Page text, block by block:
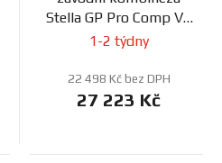
Stella GP Pro Comp V2
černá/bílá
1-2 týdny
22 498 Kč bez DPH
27 223 Kč